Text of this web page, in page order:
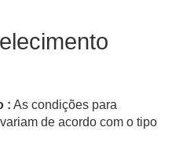
: As condições para
de acordo com o tipo